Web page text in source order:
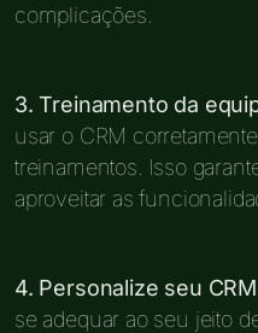
complicações.
3. Treinamento da
usar o CRM
treinamentos. Isso
aproveitar as
4. Personalize seu
se adequar ao seu jeito